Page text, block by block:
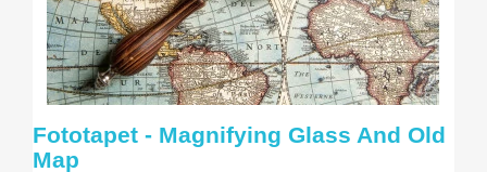
Fototapet - Magnifying Glass And Old
Map